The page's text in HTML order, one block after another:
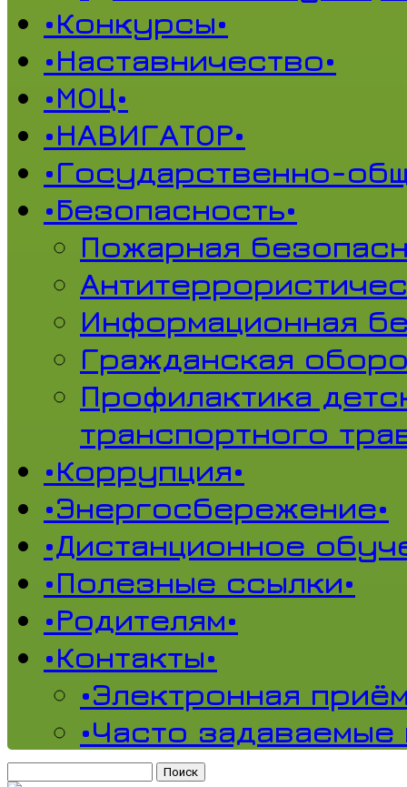
•Конкурсы•
•Наставничество•
•МОЦ•
•НАВИГАТОР•
•Государственно-
•Безопасность•
Пожарная
Информационная
Гражданская
Профилактика
транспортного
•Коррупция•
•Энергосбережение•
•Дистанционное
•Полезные ссылки•
•Родителям•
•Контакты•
•Электронная
•Часто